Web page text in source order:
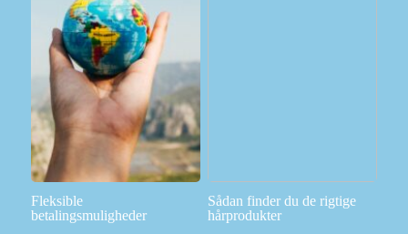
Fleksible
betalingsmuligheder
Sådan finder du de rigtige
hårprodukter